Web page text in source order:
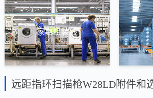
家电组装线
远距指环扫描枪W28LD附件和